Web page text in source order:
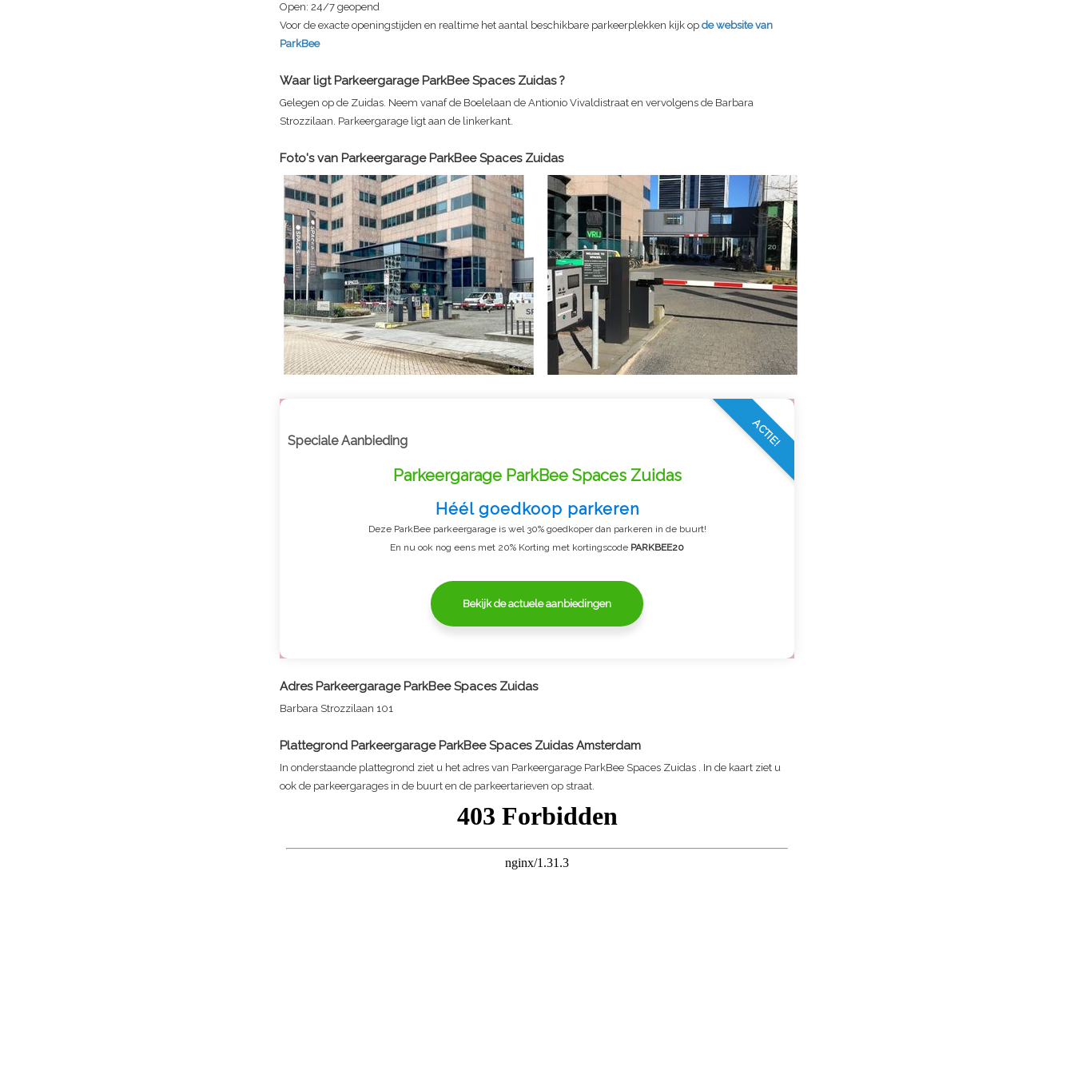
Open: 24/7 geopend
Voor de exacte openingstijden en realtime het aantal beschikbare parkeerplekken kijk op de website van
ParkBee
Waar ligt Parkeergarage ParkBee Spaces Zuidas?
Gelegen op de Zuidas. Neem vanaf de Boelelaan de Antionio Vivaldistraat en vervolgens de Barbara
Strozzilaan. Parkeergarage ligt aan de linkerkant.
Foto's van Parkeergarage ParkBee Spaces Zuidas
Speciale Aanbieding
Parkeergarage ParkBee Spaces Zuidas
Héél goedkoop parkeren
Deze ParkBee parkeergarage is wel 30% goedkoper dan parkeren in de buurt!
En nu ook nog eens met 20% Korting met kortingscode PARKBEE20
Bekijk de actuele aanbiedingen
ACTIE!
Adres Parkeergarage ParkBee Spaces Zuidas
Barbara Strozzilaan 101
Plattegrond Parkeergarage ParkBee Spaces ZuidasAmsterdam
In onderstaande plattegrond ziet u het adres van Parkeergarage ParkBee Spaces Zuidas . In de kaart ziet u
ook de parkeergarages in de buurt en de parkeertarieven op straat.